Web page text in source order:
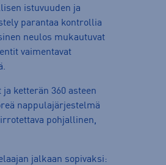
istuvuuden ja
parantaa kontrollia
neulos mukautuvat
vaimentavat
ketterän 360 asteen
nappulajärjestelmä
pohjallinen,
jalkaan sopivaksi: